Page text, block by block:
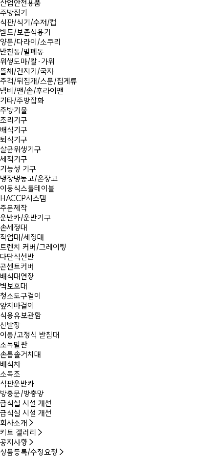
산업안전용품
주방집기
식판/식기/수저/컵
받드/보존식용기
양푼/다라이/소쿠리
반찬통/밀폐통
위생도마/칼·가위
뜰채/건지기/국자
주걱/뒤집개/스푼/집게류
냄비/팬/솥/후라이팬
기타/주방잡화
주방기물
조리기구
배식기구
퇴식기구
살균위생기구
세척기구
기능성 기구
냉장냉동고/온장고
이동식스툴테이블
HACCP시스템
주문제작
운반카/운반기구
손세정대
작업대/세정대
트렌치 커버/그레이팅
다단식선반
콘센트커버
배식대연장
벽보호대
청소도구걸이
앞치마걸이
식용유보관함
신발장
이동/고정식 받침대
소독발판
손톱솔거치대
배식차
소독조
식판운반카
방충문/방충망
급식실 시설 개선
급식실 시설 개선
회사소개
키트 갤러리
공지사항
상품등록/수정요청